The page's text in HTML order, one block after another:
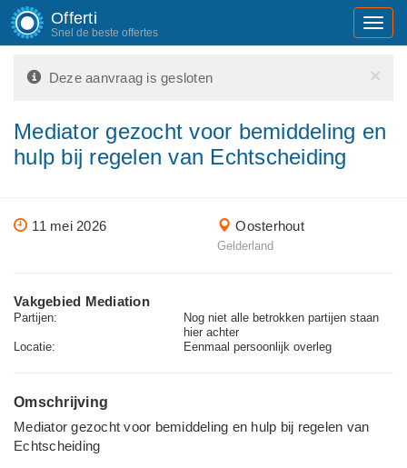
Offerti
Snel de beste offertes
×
Deze aanvraag is gesloten
Mediator gezocht voor bemiddeling en
hulp bij regelen van Echtscheiding
11 mei 2026 Oosterhout
Gelderland
Vakgebied Mediation
Partijen:
Nog niet alle betrokken partijen staan
hier achter
Locatie:
Eenmaal persoonlijk overleg
Omschrijving
Mediator gezocht voor bemiddeling en hulp bij regelen van
Echtscheiding